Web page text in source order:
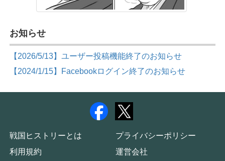
お知らせ
【2026/5/13】ユーザー投稿機能終了のお知らせ
【2024/1/15】Facebookログイン終了のお知らせ
戦国ヒストリーとは
プライバシーポリシー
利用規約
運営会社